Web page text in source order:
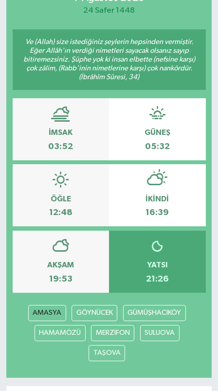
24 Safer 1448
Ve (Allah) size istediğiniz şeylerin hepsinden vermiştir.
Eğer Allâh'ın verdiği nimetleri sayacak olsanız sayıp
bitiremezsiniz. Şüphe yok ki insan elbette (nefsine karşı)
çok zâlim, (Rabb'inin nimetlerine karşı) çok nankördür.
(İbrâhîm Sûresi, 34)
İMSAK
03:52
GÜNEŞ
05:32
ÖĞLE
12:48
İKINDI
16:39
AKŞAM
19:53
YATSI
21:26
AMASYA GÖYNÜCEK GÜMÜŞHACIKÖY
HAMAMÖZÜ MERZİFON SULUOVA
TAŞOVA